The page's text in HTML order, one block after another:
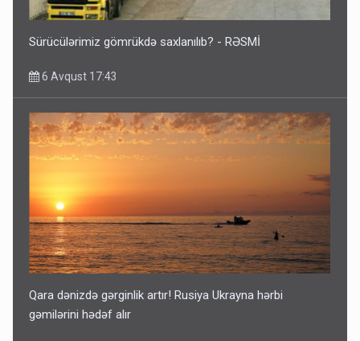
Sürücülərimiz gömrükdə saxlanılıb? - RƏSMİ
6 Avqust 17:43
Qara dənizdə gərginlik artır! Rusiya Ukrayna hərbi
gəmilərini hədəf alır